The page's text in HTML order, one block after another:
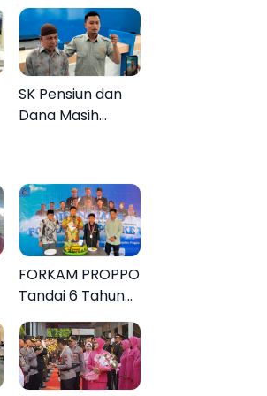
SK Pensiun dan
Dana Masih
Tagih Janji BRI
Sumenep
FORKAM PROPPO
Tandai 6 Tahun
Perjalanan
dengan
Peluncuran Mars,
Hymne, dan Buku